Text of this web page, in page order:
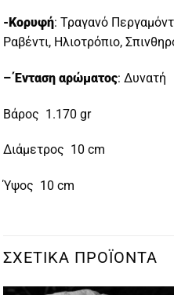
-Κορυφή: Τραγανό
Ραβέντι, Ηλιοτρόπιο,
– Ένταση αρώματος: Δυνατή
Βάρος 1.170 gr
Διάμετρος 10 cm
Ύψος 10 cm
ΣΧΕΤΙΚΆ ΠΡΟΪΌΝΤΑ